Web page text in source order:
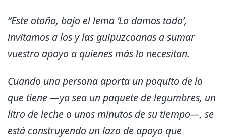
“Este otoño, bajo el lema ‘Lo damos todo’,
invitamos a los y las guipuzcoanas a sumar
vuestro apoyo a quienes más lo necesitan.
Cuando una persona aporta un poquito de lo
que tiene —ya sea un paquete de legumbres, un
litro de leche o unos minutos de su tiempo—, se
está construyendo un lazo de apoyo que